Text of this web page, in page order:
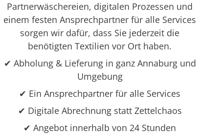
Partnerwäschereien, digitalen Prozessen und
einem festen Ansprechpartner für alle Services
sorgen wir dafür, dass Sie jederzeit die
benötigten Textilien vor Ort haben.
✔ Abholung & Lieferung in ganz Annaburg und
Umgebung
✔ Ein Ansprechpartner für alle Services
✔ Digitale Abrechnung statt Zettelchaos
✔ Angebot innerhalb von 24 Stunden